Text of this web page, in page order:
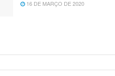
16 DE MARÇO DE 2020